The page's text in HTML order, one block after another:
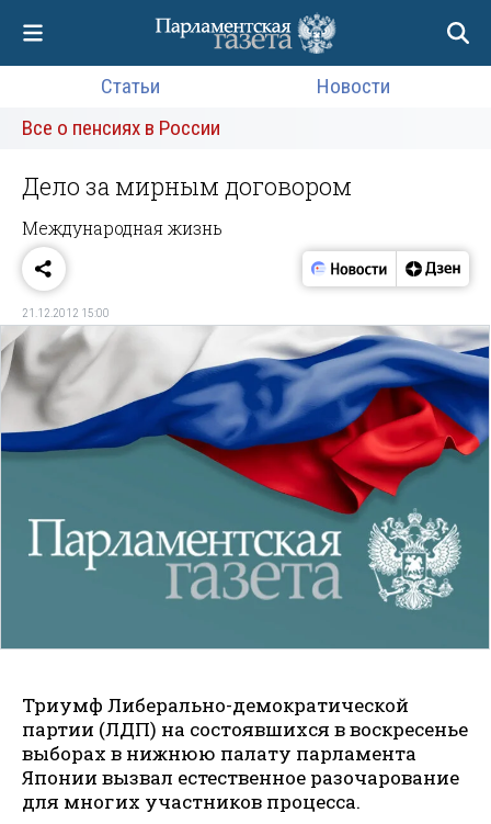
Статьи
Новости
Все о пенсиях в России
Дело за мирным договором
Международная жизнь
21.12.2012 15:00
Триумф Либерально-демократической
партии (ЛДП) на состоявшихся в воскресенье
выборах в нижнюю палату парламента
Японии вызвал естественное разочарование
для многих участников процесса.